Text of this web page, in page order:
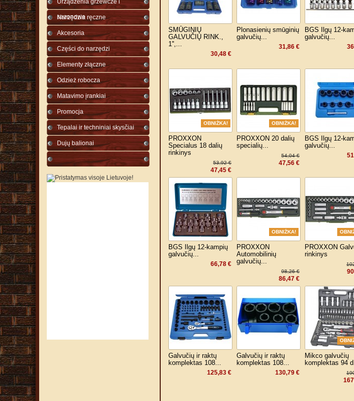
Urządzenia grzewcze i
sezonowe
Narzędzia ręczne
Akcesoria
Części do narzędzi
Elementy złączne
Odzież robocza
Matavimo įrankiai
Promocja
Tepalai ir techniniai skysčiai
Dujų balionai
SMŪGINIŲ
GALVUČIŲ RINK.,
1'',...
30,48 €
Plonasienių smūginių
galvučių...
31,86 €
BGS Ilgų 12-
galvučių...
OBNIŻKA!
PROXXON
Specialus 18 dalių
rinkinys
53,92 €
47,45 €
OBNIŻKA!
PROXXON 20 dalių
specialių...
54,04 €
47,56 €
BGS Ilgų 12-
galvučių...
BGS Ilgų 12-kampių
galvučių...
66,78 €
OBNIŻKA!
PROXXON
Automobilinių
galvučių...
98,26 €
86,47 €
PROXXON
rinkinys
Galvučių ir raktų
komplektas 108...
125,83 €
Galvučių ir raktų
komplektas 108...
130,79 €
Mikco galvučių
komplektas 94